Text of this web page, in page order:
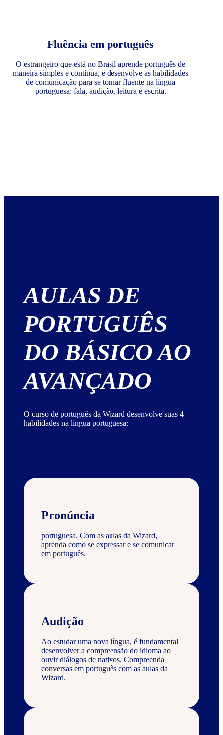
Fluência em português
O estrangeiro que está no Brasil aprende português de
maneira simples e contínua, e desenvolve as habilidades
de comunicação para se tornar fluente na língua
portuguesa: fala, audição, leitura e escrita.
AULAS DE
PORTUGUÊS
DO BÁSICO AO
AVANÇADO
O curso de português da Wizard desenvolve suas 4
habilidades na língua portuguesa:
Pronúncia
portuguesa. Com as aulas da Wizard,
aprenda como se expressar e se comunicar
em português.
Audição
Ao estudar uma nova língua, é fundamental
desenvolver a compreensão do idioma ao
ouvir diálogos de nativos. Compreenda
conversas em português com as aulas da
Wizard.